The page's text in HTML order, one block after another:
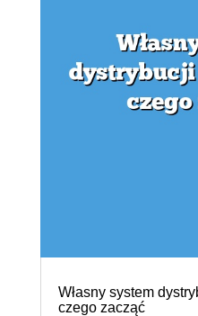
Własny system
czego zacząć